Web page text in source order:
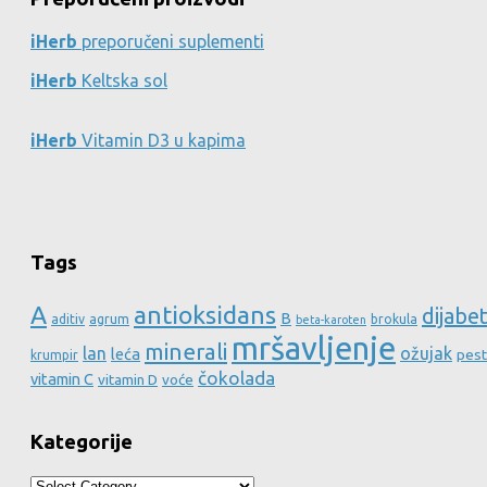
iHerb preporučeni suplementi
iHerb Keltska sol
iHerb Vitamin D3 u kapima
Tags
A aditiv agrum antioksidans B beta-karoten brokula
krumpir lan leća minerali mršavljenje ožujak
vitamin C vitamin D voće čokolada
Kategorije